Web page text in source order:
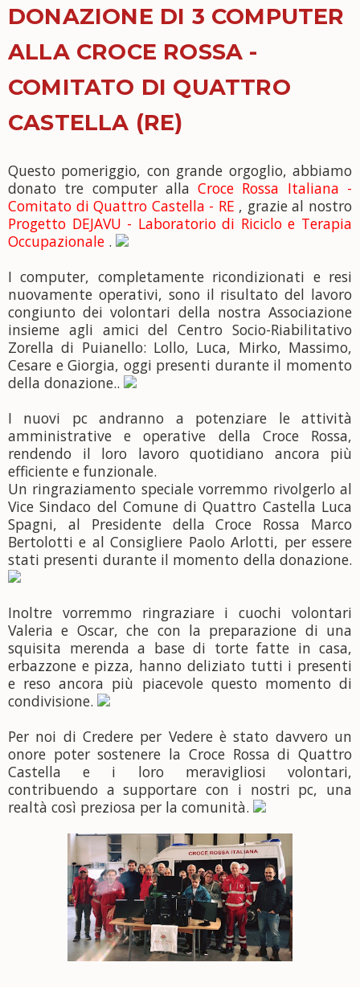
DONAZIONE DI 3 COMPUTER
ALLA CROCE ROSSA -
COMITATO DI QUATTRO
CASTELLA (RE)
Questo pomeriggio, con grande orgoglio, abbiamo
donato tre computer allaCroce Rossa Italiana -
Comitato di Quattro Castella - RE , grazie al nostro
Progetto DEJAVU - Laboratorio di Riciclo e Terapia
Occupazionale .
I computer, completamente ricondizionati e resi
nuovamente operativi, sono il risultato del lavoro
congiunto dei volontari della nostra Associazione
insieme agli amici del Centro Socio-Riabilitativo
Zorella di Puianello: Lollo, Luca, Mirko, Massimo,
Cesare e Giorgia, oggi presenti durante il momento
della donazione..
I nuovi pc andranno a potenziare le attività
amministrative e operative della Croce Rossa,
rendendo il loro lavoro quotidiano ancora più
efficiente e funzionale.
Un ringraziamento speciale vorremmo rivolgerlo al
Vice Sindaco del Comune di Quattro Castella Luca
Spagni, al Presidente della Croce Rossa Marco
Bertolotti e al Consigliere Paolo Arlotti, per essere
stati presenti durante il momento della donazione.
Inoltre vorremmo ringraziare i cuochi volontari
Valeria e Oscar, che con la preparazione di una
squisita merenda a base di torte fatte in casa,
erbazzone e pizza, hanno deliziato tutti i presenti
e reso ancora più piacevole questo momento di
condivisione.
Per noi di Credere per Vedere è stato davvero un
onore poter sostenere la Croce Rossa di Quattro
Castella e i loro meravigliosi volontari,
contribuendo a supportare con i nostri pc, una
realtà così preziosa per la comunità.